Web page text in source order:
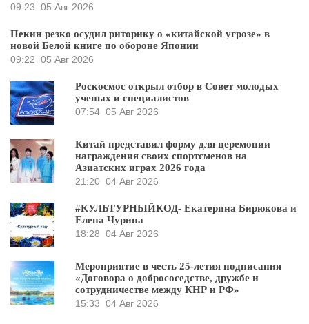
09:23 05 Авг 2026
Пекин резко осудил риторику о «китайской угрозе» в
новой Белой книге по обороне Японии
09:22 05 Авг 2026
Роскосмос открыл отбор в Совет молодых
ученых и специалистов
07:54 05 Авг 2026
Китай представил форму для церемонии
награждения своих спортсменов на
Азиатских играх 2026 года
21:20 04 Авг 2026
#КУЛЬТУРНЫЙКОД- Екатерина Бирюкова и
Елена Чурина
18:28 04 Авг 2026
Мероприятие в честь 25-летия подписания
«Договора о добрососедстве, дружбе и
сотрудничестве между КНР и РФ»
15:33 04 Авг 2026